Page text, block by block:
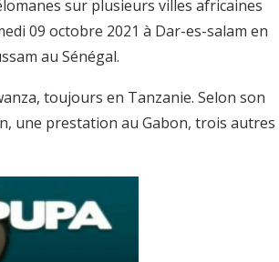
sur plusieurs villes africaines
09 octobre 2021 à Dar-es-salam en
au Sénégal.
toujours en Tanzanie. Selon son
une prestation au Gabon, trois autres